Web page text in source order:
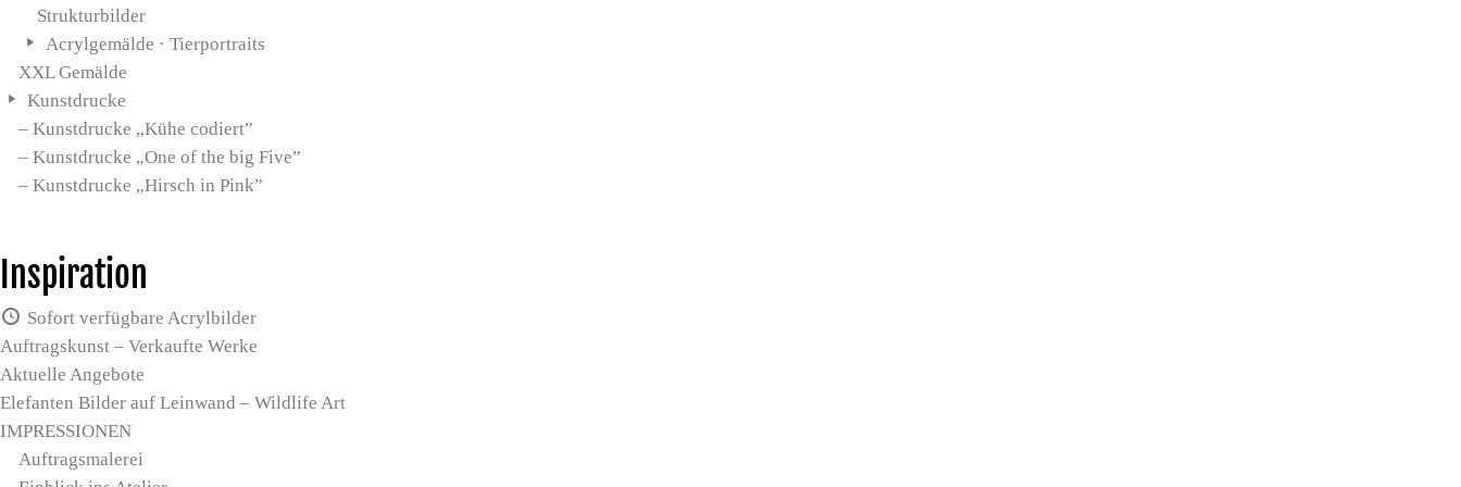
Strukturbilder
Acrylgemälde · Tierportraits
XXL Gemälde
Kunstdrucke
– Kunstdrucke „Kühe codiert”
– Kunstdrucke „One of the big Five”
– Kunstdrucke „Hirsch in Pink”
Inspiration
Sofort verfügbare Acrylbilder
Auftragskunst – Verkaufte Werke
Aktuelle Angebote
Elefanten Bilder auf Leinwand – Wildlife Art
IMPRESSIONEN
Auftragsmalerei